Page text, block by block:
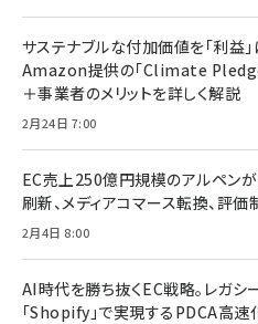
サステナブルな付加価値を「利益
Amazon提供の「Climate
＋事業者のメリットを詳しく解説
2月24日 7:00
EC売上250億円規模のアルペン
刷新、メディアコマース転換、評価
2月4日 8:00
AI時代を勝ち抜くEC戦略。レガシ
「Shopify」で実現するPDCA高速